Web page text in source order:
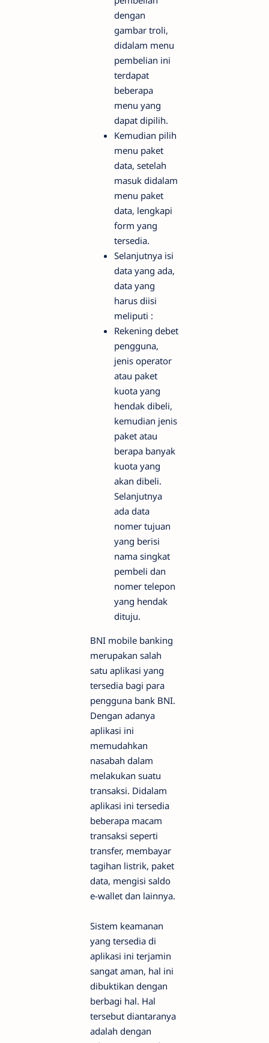
dengan
gambar troli,
didalam menu
pembelian ini
terdapat
beberapa
menu yang
dapat dipilih.
Kemudian pilih
menu paket
data, setelah
masuk didalam
menu paket
data, lengkapi
form yang
tersedia.
Selanjutnya isi
data yang ada,
data yang
harus diisi
meliputi :
Rekening debet
pengguna,
jenis operator
atau paket
kuota yang
hendak dibeli,
kemudian jenis
paket atau
berapa banyak
kuota yang
akan dibeli.
Selanjutnya
ada data
nomer tujuan
yang berisi
nama singkat
pembeli dan
nomer telepon
yang hendak
dituju.
BNI mobile banking
merupakan salah
satu aplikasi yang
tersedia bagi para
pengguna bank BNI.
Dengan adanya
aplikasi ini
memudahkan
nasabah dalam
melakukan suatu
transaksi. Didalam
aplikasi ini tersedia
beberapa macam
transaksi seperti
transfer, membayar
tagihan listrik, paket
data, mengisi saldo
e-wallet dan lainnya.
Sistem keamanan
yang tersedia di
aplikasi ini terjamin
sangat aman, hal ini
dibuktikan dengan
berbagi hal. Hal
tersebut diantaranya
adalah dengan